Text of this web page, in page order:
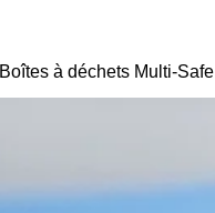
Boîtes à déchets Multi-Safe